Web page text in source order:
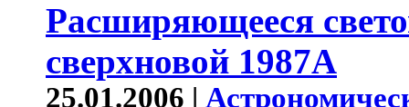
Расширяющееся
сверхновой 1987A
25.01.2006 |